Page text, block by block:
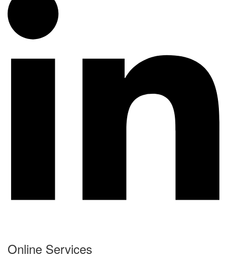
Online Services